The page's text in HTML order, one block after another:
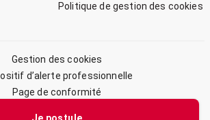
Politique de gestion des cookies
Gestion des cookies
d’alerte professionnelle
Page de conformité